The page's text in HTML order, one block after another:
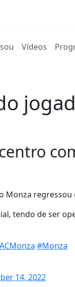
Vídeos
Monza
tendo de ser
#Monza
14, 2022